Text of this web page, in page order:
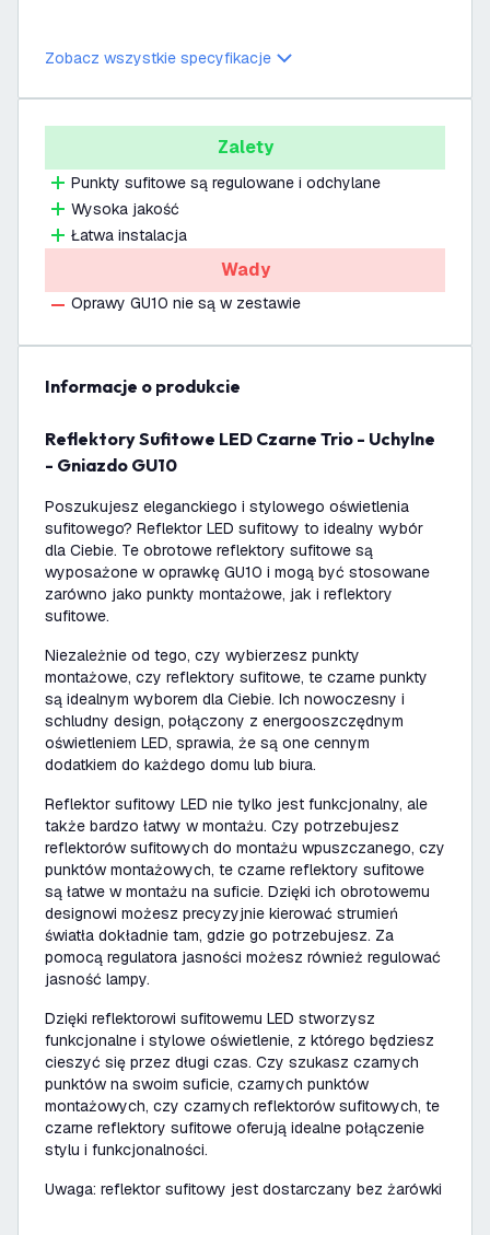
Zobacz wszystkie specyfikacje
Zalety
Punkty sufitowe są regulowane i odchylane
Wysoka jakość
Łatwa instalacja
Wady
Oprawy GU10 nie są w zestawie
informacje o produkcie
Reflektory Sufitowe LED Czarne Trio - Uchylne
- Gniazdo GU10
Poszukujesz eleganckiego i stylowego oświetlenia
sufitowego? Reflektor LED sufitowy to idealny wybór
dla Ciebie. Te obrotowe reflektory sufitowe są
wyposażone w oprawkę GU10 i mogą być stosowane
zarówno jako punkty montażowe, jak i reflektory
sufitowe.
Niezależnie od tego, czy wybierzesz punkty
montażowe, czy reflektory sufitowe, te czarne punkty
są idealnym wyborem dla Ciebie. Ich nowoczesny i
schludny design, połączony z energooszczędnym
oświetleniem LED, sprawia, że są one cennym
dodatkiem do każdego domu lub biura.
Reflektor sufitowy LED nie tylko jest funkcjonalny, ale
także bardzo łatwy w montażu. Czy potrzebujesz
reflektorów sufitowych do montażu wpuszczanego, czy
punktów montażowych, te czarne reflektory sufitowe
są łatwe w montażu na suficie. Dzięki ich obrotowemu
designowi możesz precyzyjnie kierować strumień
światła dokładnie tam, gdzie go potrzebujesz. Za
pomocą regulatora jasności możesz również regulować
jasność lampy.
Dzięki reflektorowi sufitowemu LED stworzysz
funkcjonalne i stylowe oświetlenie, z którego będziesz
cieszyć się przez długi czas. Czy szukasz czarnych
punktów na swoim suficie, czarnych punktów
montażowych, czy czarnych reflektorów sufitowych, te
czarne reflektory sufitowe oferują idealne połączenie
stylu i funkcjonalności.
Uwaga: reflektor sufitowy jest dostarczany bez żarówki